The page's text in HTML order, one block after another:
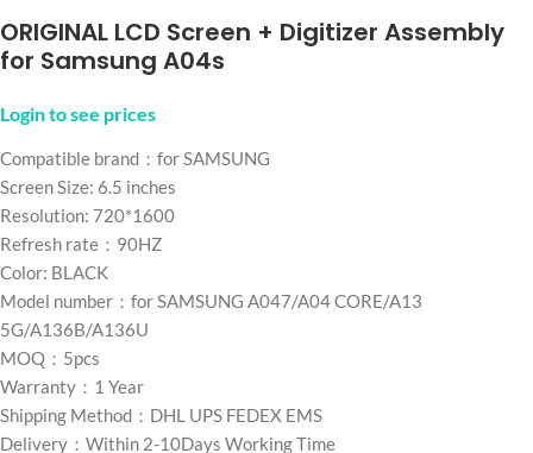
ORIGINAL LCD Screen + Digitizer Assembly
for Samsung A04s
Login to see prices
Compatible brand：for SAMSUNG
Screen Size: 6.5 inches
Resolution: 720*1600
Refresh rate：90HZ
Color: BLACK
Model number：for SAMSUNG A047/A04 CORE/A13
5G/A136B/A136U
MOQ：5pcs
Warranty：1 Year
Shipping Method：DHL UPS FEDEX EMS
Delivery：Within 2-10Days Working Time